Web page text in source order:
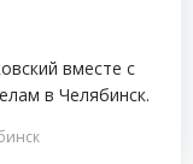
вместе с
в Челябинск.